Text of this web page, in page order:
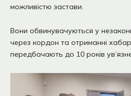
можливістю застави.
Вони обвинувачуються у
через кордон та отриманні
передбачають до 10 років